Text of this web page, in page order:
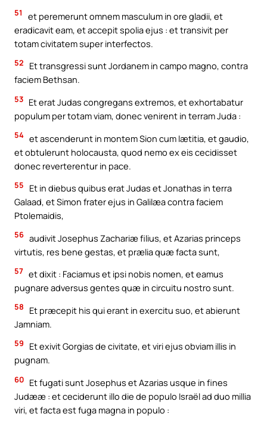
51
et peremerunt omnem masculum in ore gladii, et
eradicavit eam, et accepit spolia ejus : et transivit per
totam civitatem super interfectos.
52
Et transgressi sunt Jordanem in campo magno, contra
faciem Bethsan.
53 Et erat Judas congregans extremos, et exhortabatur
populum per totam viam, donec venirent in terram Juda :
54 et ascenderunt in montem Sion cum lætitia, et gaudio,
et obtulerunt holocausta, quod nemo ex eis cecidisset
donec reverterentur in pace.
55
Et in diebus quibus erat Judas et Jonathas in terra
Galaad, et Simon frater ejus in Galilæa contra faciem
Ptolemaidis,
56 audivit Josephus Zachariæ filius, et Azarias princeps
virtutis, res bene gestas, et prælia quæ facta sunt,
57 et dixit : Faciamus et ipsi nobis nomen, et eamus
pugnare adversus gentes quæ in circuitu nostro sunt.
58
Et præcepit his qui erant in exercitu suo, et abierunt
Jamniam.
59
Et exivit Gorgias de civitate, et viri ejus obviam illis in
pugnam.
60 Et fugati sunt Josephus et Azarias usque in fines
Judææ : et ceciderunt illo die de populo Israël ad duo millia
viri, et facta est fuga magna in populo :